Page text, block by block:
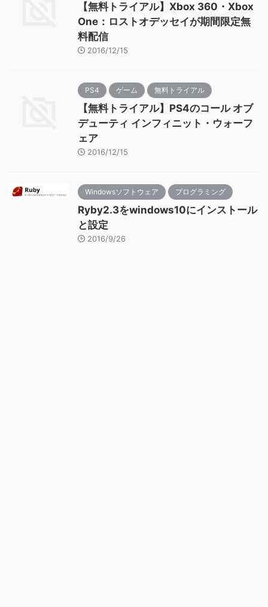
【無料トライアル】Xbox 360・Xbox
One：ロストオデッセイが期間限定無
料配信
2016/12/15
PS4 ゲーム 無料トライアル
【無料トライアル】PS4のコール オブ
デューティ インフィニット・ウォーフ
ェア
2016/12/15
Windowsソフトウェア プログラミング
Ryby2.3をwindows10にインストール
と設定
2016/9/26